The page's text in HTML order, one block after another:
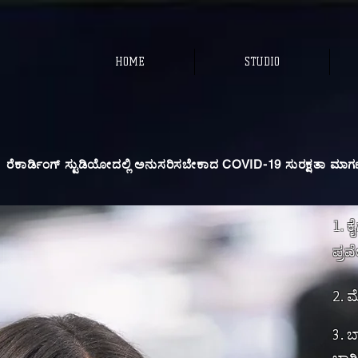
HOME STUDIO
ರೆಕಾರ್ಡಿಂಗ್ ಸ್ಟುಡಿಯೋದಲ್ಲಿ ಅನುಸರಿಸಬೇಕಾದ COVID-19 ಸುರಕ್ಷತಾ
1.
2.
3.